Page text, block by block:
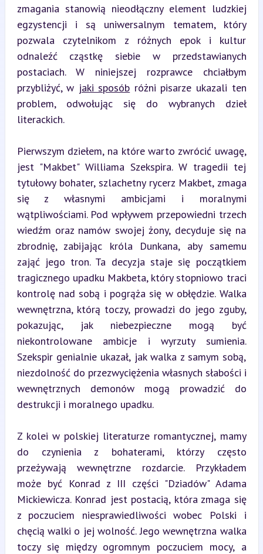
zmagania stanowią nieodłączny element ludzkiej
egzystencji i są uniwersalnym tematem, który
pozwala czytelnikom z różnych epok i kultur
odnaleźć cząstkę siebie w przedstawianych
postaciach. W niniejszej rozprawce chciałbym
przybliżyć, w jaki sposób różni pisarze ukazali ten
problem, odwołując się do wybranych dzieł
literackich.
Pierwszym dziełem, na które warto zwrócić uwagę,
jest "Makbet" Williama Szekspira. W tragedii tej
tytułowy bohater, szlachetny rycerz Makbet, zmaga
się z własnymi ambicjami i moralnymi
wątpliwościami. Pod wpływem przepowiedni trzech
wiedźm oraz namów swojej żony, decyduje się na
zbrodnię, zabijając króla Dunkana, aby samemu
zająć jego tron. Ta decyzja staje się początkiem
tragicznego upadku Makbeta, który stopniowo traci
kontrolę nad sobą i pogrąża się w obłędzie. Walka
wewnętrzna, którą toczy, prowadzi do jego zguby,
pokazując, jak niebezpieczne mogą być
niekontrolowane ambicje i wyrzuty sumienia.
Szekspir genialnie ukazał, jak walka z samym sobą,
niezdolność do przezwyciężenia własnych słabości i
wewnętrznych demonów mogą prowadzić do
destrukcji i moralnego upadku.
Z kolei w polskiej literaturze romantycznej, mamy
do czynienia z bohaterami, którzy często
przeżywają wewnętrzne rozdarcie. Przykładem
może być Konrad z III części "Dziadów" Adama
Mickiewicza. Konrad jest postacią, która zmaga się
z poczuciem niesprawiedliwości wobec Polski i
chęcią walki o jej wolność. Jego wewnętrzna walka
toczy się między ogromnym poczuciem mocy, a